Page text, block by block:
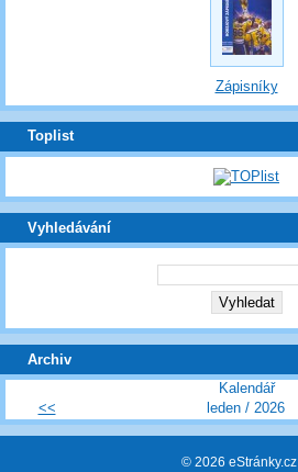
Zápisníky
Toplist
Vyhledávání
Archiv
Kalendář
<<
leden / 2026
© 2026 eStránky.cz